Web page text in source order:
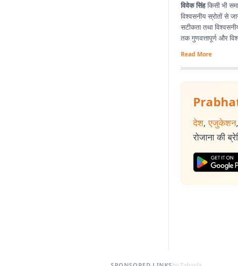
विवेक सिंहकिसी भी
विश्वसनीय स्रोतों से
सटीकता तथा
तक गुणवत्तापूर्ण और
Read More
देश, एजुकेशन,
रोजाना की